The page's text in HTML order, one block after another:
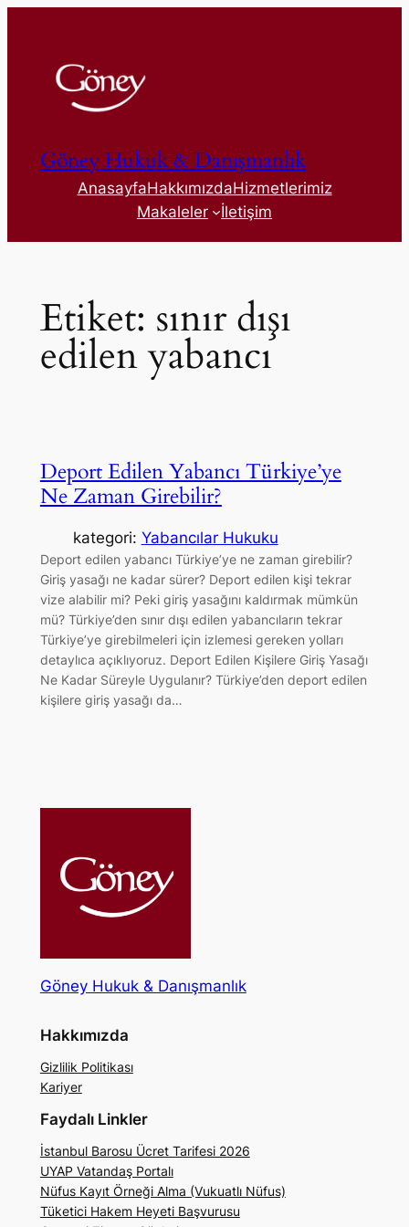
Göney Hukuk & Danışmanlık
AnasayfaHakkımızdaHizmetlerimiz
Makaleler
İletişim
Etiket: sınır dışı
edilen yabancı
Deport Edilen Yabancı Türkiye’ye
Ne Zaman Girebilir?
kategori: Yabancılar Hukuku
Deport edilen yabancı Türkiye’ye ne zaman girebilir?
Giriş yasağı ne kadar sürer? Deport edilen kişi tekrar
vize alabilir mi? Peki giriş yasağını kaldırmak mümkün
mü? Türkiye’den sınır dışı edilen yabancıların tekrar
Türkiye’ye girebilmeleri için izlemesi gereken yolları
detaylıca açıklıyoruz. Deport Edilen Kişilere Giriş Yasağı
Ne Kadar Süreyle Uygulanır? Türkiye’den deport edilen
kişilere giriş yasağı da…
Göney Hukuk & Danışmanlık
Hakkımızda
Gizlilik Politikası
Kariyer
Faydalı Linkler
İstanbul Barosu Ücret Tarifesi 2026
UYAP Vatandaş Portalı
Nüfus Kayıt Örneği Alma (Vukuatlı Nüfus)
Tüketici Hakem Heyeti Başvurusu